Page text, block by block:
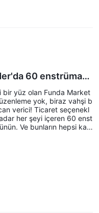
60 enstrümanl
bir yolculuk
bir yüz olan Funda Market
yok, biraz vahşi b
verici! Ticaret seçenekl
her şeyi içeren 60 enst
Ve bunların hepsi kay
Rodeomu Standar
kapı herkese sonuna k
yüksek bahisler sunuy
vay be!